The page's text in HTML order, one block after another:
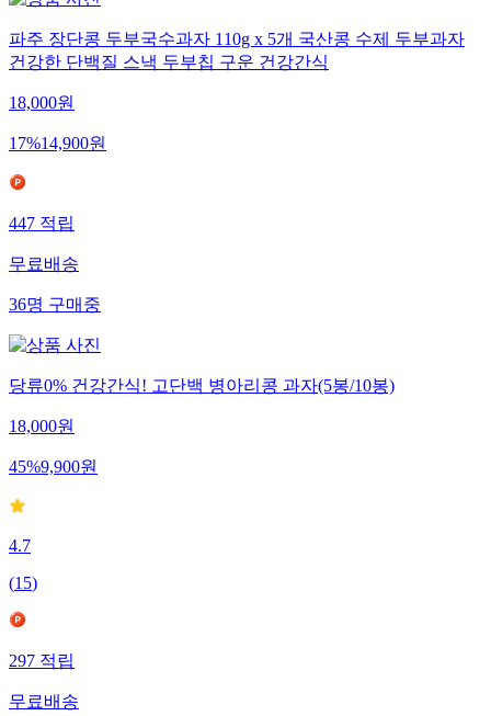
파주 장단콩 두부국수과자 110g x 5개 국산콩 수제 두부과자
건강한 단백질 스낵 두부칩 구운 건강간식
18,000원
17%14,900원
447적립
무료배송
36명구매중
당류0% 건강간식! 고단백 병아리콩 과자(5봉/10봉)
18,000원
45%9,900원
4.7
(15)
297적립
무료배송